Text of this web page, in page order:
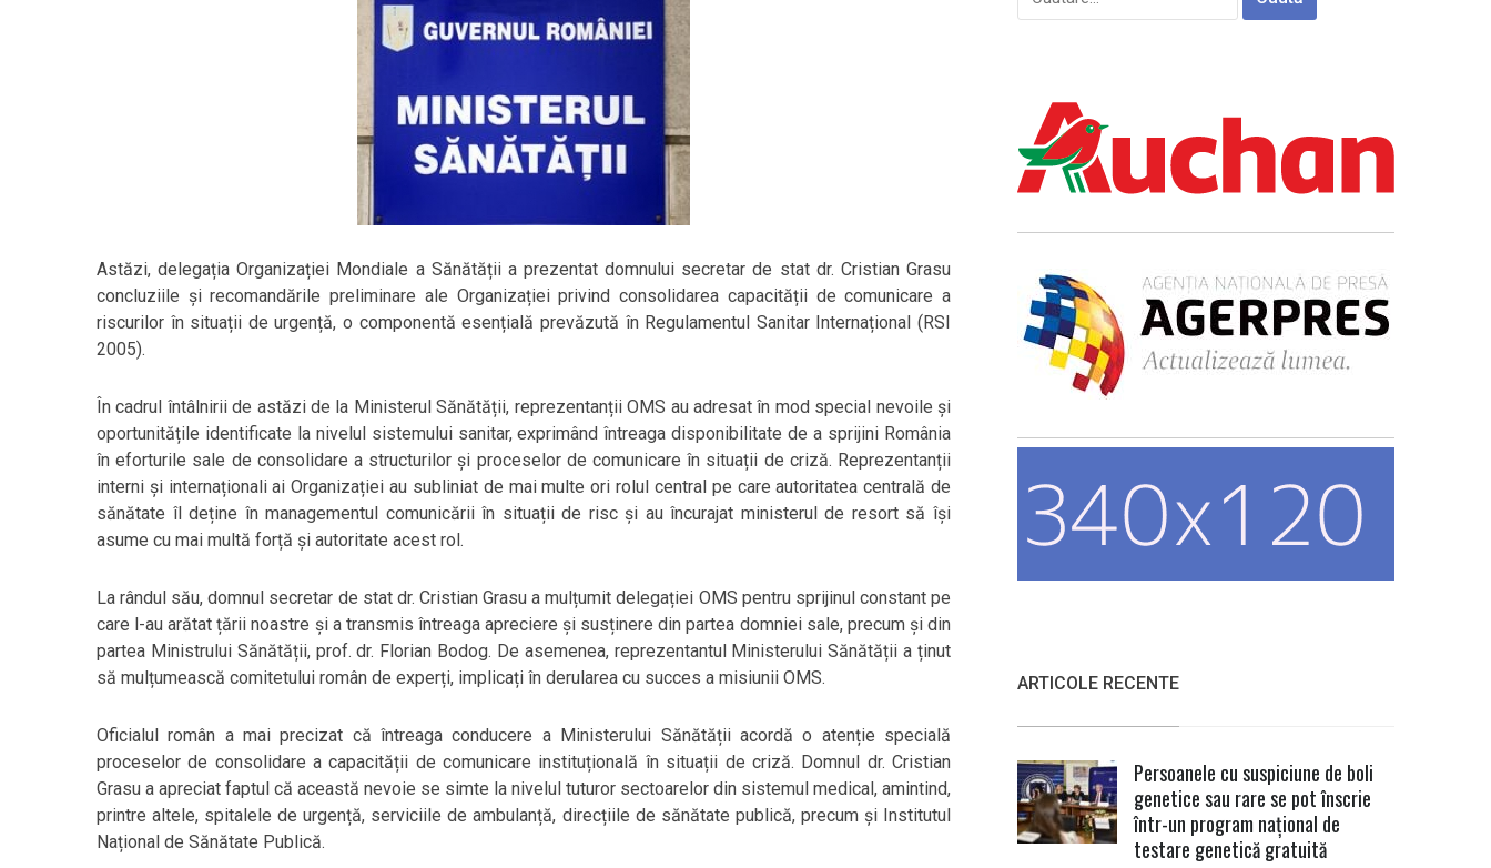
Astăzi, delegația Organizației Mondiale a Sănătății a prezentat domnului secretar de stat dr. Cristian Grasu
concluziile și recomandările preliminare ale Organizației privind consolidarea capacității de comunicare a
riscurilor în situații de urgență, o componentă esențială prevăzută în Regulamentul Sanitar Internațional (RSI
2005).
În cadrul întâlnirii de astăzi de la Ministerul Sănătății, reprezentanții OMS au adresat în mod special nevoile și
oportunitățile identificate la nivelul sistemului sanitar, exprimând întreaga disponibilitate de a sprijini România
în eforturile sale de consolidare a structurilor și proceselor de comunicare în situații de criză. Reprezentanții
interni și internaționali ai Organizației au subliniat de mai multe ori rolul central pe care autoritatea centrală de
sănătate îl deține în managementul comunicării în situații de risc și au încurajat ministerul de resort să își
asume cu mai multă forță și autoritate acest rol.
La rândul său, domnul secretar de stat dr. Cristian Grasu a mulțumit delegației OMS pentru sprijinul constant pe
care l-au arătat țării noastre și a transmis întreaga apreciere și susținere din partea domniei sale, precum și din
partea Ministrului Sănătății, prof. dr. Florian Bodog. De asemenea, reprezentantul Ministerului Sănătății a ținut
să mulțumească comitetului român de experți, implicați în derularea cu succes a misiunii OMS.
Oficialul român a mai precizat că întreaga conducere a Ministerului Sănătății acordă o atenție specială
proceselor de consolidare a capacității de comunicare instituțională în situații de criză. Domnul dr. Cristian
Grasu a apreciat faptul că această nevoie se simte la nivelul tuturor sectoarelor din sistemul medical, amintind,
printre altele, spitalele de urgență, serviciile de ambulanță, direcțiile de sănătate publică, precum și Institutul
Național de Sănătate Publică.
după:
ARTICOLE RECENTE
Persoanele cu suspiciune de boli
genetice sau rare se pot înscrie
într-un program național de
testare genetică gratuită